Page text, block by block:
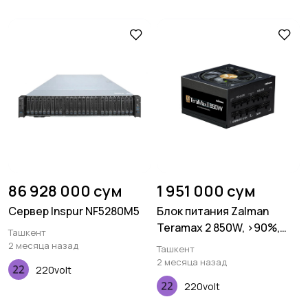
86 928 000 сум
Сервер Inspur NF5280M5
Ташкент
2 месяца назад
220volt
1 951 000 сум
Блок питания Zalman
Teramax 2 850W, >90%,
80+ Gold, Fully Modular
Ташкент
2 месяца назад
220volt